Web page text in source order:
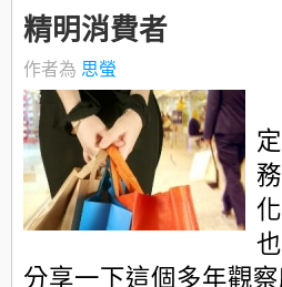
精明消費者
作者為 思螢
分享一下這個多年觀